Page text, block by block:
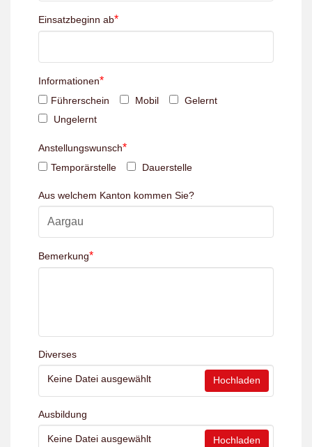
Einsatzbeginn ab*
Informationen*
Führerschein Mobil
Gelernt
Ungelernt
Anstellungswunsch*
Temporärstelle Dauerstelle
Aus welchem Kanton kommen Sie?
Bemerkung*
Diverses
Keine Datei ausgewählt Hochladen
Ausbildung
Keine Datei ausgewählt Hochladen